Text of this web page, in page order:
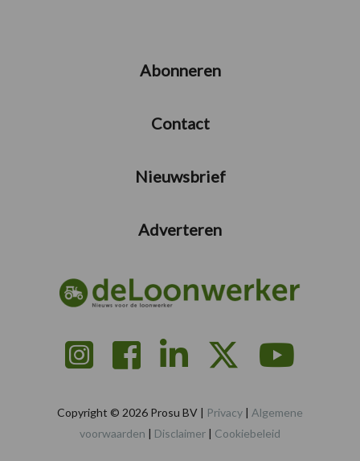
Abonneren
Contact
Nieuwsbrief
Adverteren
Copyright © 2026 Prosu BV | Privacy | Algemene
voorwaarden | Disclaimer | Cookiebeleid